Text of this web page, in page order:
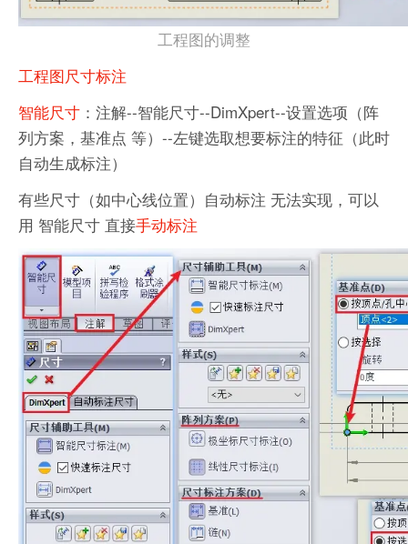
工程图的调整
工程图尺寸标注
智能尺寸 ：注解--智能尺寸--DimXpert--设置选项（阵
列方案，基准点 等）--左键选取想要标注的特征（此时
自动生成标注）
有些尺寸（如中心线位置）自动标注 无法实现，可以
用 智能尺寸 直接手动标注